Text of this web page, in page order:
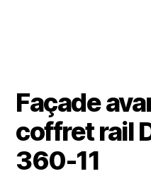
Façade
coffret rail
360-11